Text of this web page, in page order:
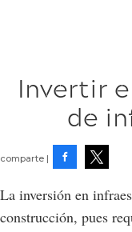
Invertir
de
La inversión en
construcción, pues